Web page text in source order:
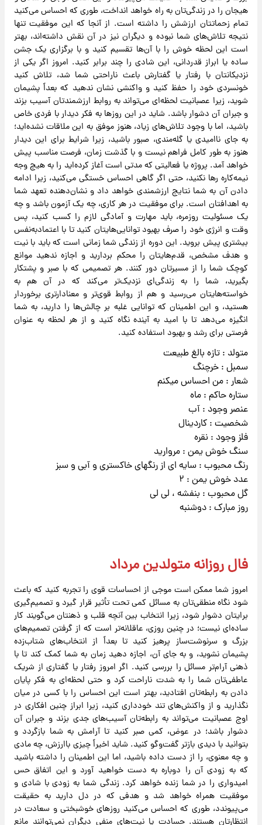
هیجان را در زندگی‌تان به راه خواهد انداخت، طوری که احساس می‌کنید
تمام زحماتتان ارزشش را داشته است. از آنجا که این موفقیت تنها
نتیجه تلاش‌های شما نبوده و دیگران نیز در آن نقش داشته‌اند، بهتر
است این لحظه خوش را با آن‌ها تقسیم کنید و با برگزاری یک جشن
ساده یا ابراز قدردانی، این شادی را چند برابر کنید. امروز اگر یکی از
نزدیکانتان با رفتار یا گفتارش باعث ناراحتی شما شد، تلاش کنید
خونسردی خود را حفظ کنید و واکنشی نشان ندهید که بعداً پشیمان
شوید، زیرا عصبانیت لحظه‌ای می‌تواند به روابط ارزشمندتان آسیب بزند
و جبران آن دشوار باشد. شاید در این روزها به فکر دیدار با فردی خاص
باشید، اما با وجود تلاش‌های زیاد، هنوز موفق به این ملاقات نشده‌اید؛
به جای ناامیدی یا گله‌مندی، صبور باشید، زیرا شرایط برای این دیدار
هنوز به طور کامل فراهم نیست و با گذشت زمان، فرصت مناسب پیش
خواهد آمد. پروژه یا فعالیتی که مدتی است آغاز کرده‌اید را به هیچ وجه
نیمه‌کاره رها نکنید، حتی اگر گاهی احساس خستگی می‌کنید، زیرا ادامه
دادن آن به شما نتایج ارزشمندی خواهد داد و نشان‌دهنده تعهد شما
به اهدافتان است. برای موفقیت در هر کاری، چه یک آزمون باشد و چه
یک مسئولیت روزمره، باید مهارت و آمادگی لازم را کسب کنید، پس
وقت و انرژی خود را صرف بهبود توانایی‌هایتان کنید تا با اعتمادبه‌نفس
بیشتری پیش بروید. این دوره از زندگی شما زمانی است که باید با نیت
و هدف مشخص، قدم‌هایتان را محکم بردارید و اجازه ندهید موانع
کوچک شما را از مسیرتان دور کنند. هر تصمیمی که با صبر و پشتکار
بگیرید، شما را به زندگی‌ای نزدیک‌تر می‌کند که در آن هم به
خواسته‌هایتان می‌رسید و هم از روابط قوی‌تر و معنادارتری برخوردار
هستید، و این اطمینان که توانایی غلبه بر چالش‌ها را دارید، به شما
انگیزه می‌دهد تا با امید به آینده نگاه کنید و از هر لحظه به عنوان
فرصتی برای رشد و بهبود استفاده کنید.
متولد : تازه بالغ طبیعت
سمبل : خرچنگ
شعار : من احساس میکنم
ستاره حاکم : ماه
عنصر وجود : آب
شخصیت : کاردینال
فلز وجود : نقره
سنگ خوش یمن : مروارید
رنگ محبوب : سایه ای از رنگهای خاکستری و آبی و سبز
عدد خوش یمن : ۲
گل محبوب : بنفشه ، لی لی
روز مبارک : دوشنبه
فال روزانه متولدین مرداد
امروز شما ممکن است موجی از احساسات قوی را تجربه کنید که باعث
شود نگاه منطقی‌تان به مسائل کمی تحت تأثیر قرار گیرد و تصمیم‌گیری
برایتان دشوار شود، زیرا انتخاب بین آنچه قلب و ذهنتان می‌گویند کار
ساده‌ای نیست؛ در چنین روزی، عاقلانه‌تر است که از گرفتن تصمیم‌های
بزرگ و سرنوشت‌ساز پرهیز کنید تا بعداً از انتخاب‌های شتاب‌زده
پشیمان نشوید، و به جای آن، اجازه دهید زمان به شما کمک کند تا با
ذهنی آرام‌تر مسائل را بررسی کنید. اگر امروز رفتار یا گفتاری از شریک
عاطفی‌تان شما را به شدت ناراحت کرد و حتی لحظه‌ای به فکر پایان
دادن به رابطه‌تان افتادید، بهتر است این احساس را با کسی در میان
نگذارید و از واکنش‌های تند خودداری کنید، زیرا ابراز چنین افکاری در
اوج عصبانیت می‌تواند به رابطه‌تان آسیب‌های جدی بزند و جبران آن
دشوار باشد؛ در عوض، کمی صبر کنید تا آرامش به شما بازگردد و
بتوانید با دیدی بازتر گفت‌وگو کنید. شاید اخیراً چیزی باارزش، چه مادی
و چه معنوی، را از دست داده باشید، اما این اطمینان را داشته باشید
که به زودی آن را دوباره به دست خواهید آورد و این اتفاق حس
امیدواری را در شما زنده خواهد کرد. زندگی شما به زودی با شادی و
موفقیت همراه خواهد شد و هدفی که در دل دارید به حقیقت
می‌پیوندد، طوری که احساس می‌کنید روزهای خوشبختی و سعادت در
انتظارتان هستند. حسادت یا نیت‌های منفی دیگران نمی‌توانند مانع